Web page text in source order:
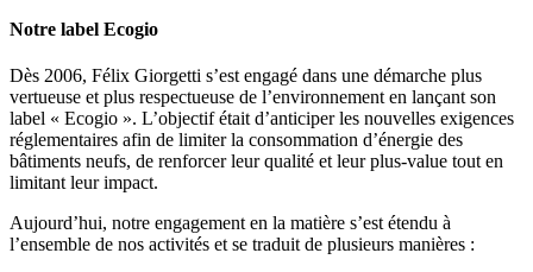
Notre label Ecogio
Dès 2006, Félix Giorgetti s’est engagé dans une démarche plus
vertueuse et plus respectueuse de l’environnement en lançant son
label « Ecogio ». L’objectif était d’anticiper les nouvelles exigences
réglementaires afin de limiter la consommation d’énergie des
bâtiments neufs, de renforcer leur qualité et leur plus-value tout en
limitant leur impact.
Aujourd’hui, notre engagement en la matière s’est étendu à
l’ensemble de nos activités et se traduit de plusieurs manières :